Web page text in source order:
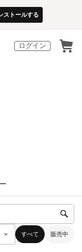
ストールする
ログイン
すべて 販売中